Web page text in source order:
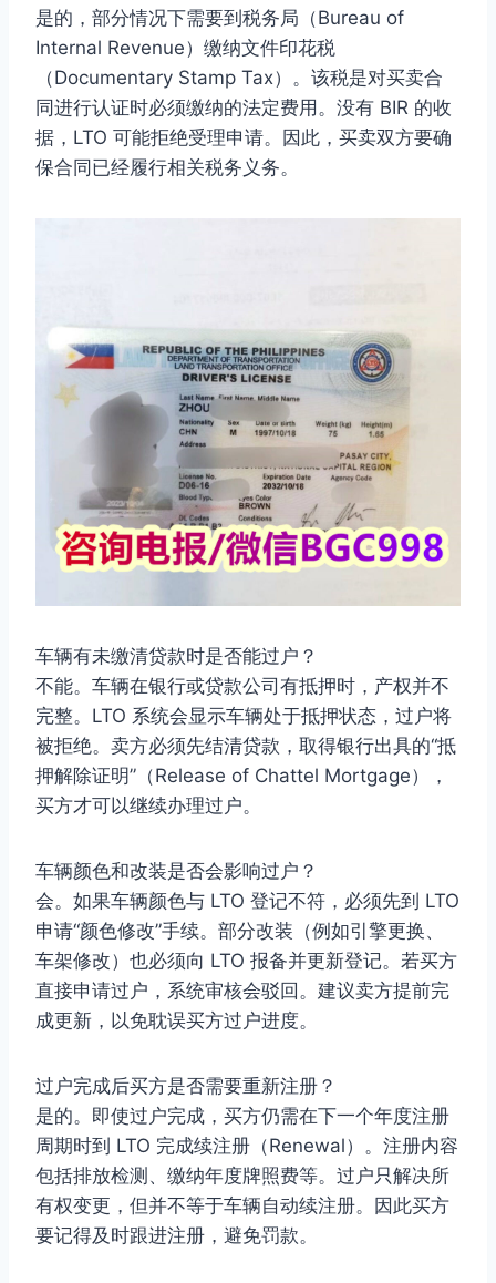
是的，部分情况下需要到税务局（Bureau of
Internal Revenue）缴纳文件印花税
（Documentary Stamp Tax）。该税是对买卖合
同进行认证时必须缴纳的法定费用。没有 BIR 的收
据，LTO 可能拒绝受理申请。因此，买卖双方要确
保合同已经履行相关税务义务。
车辆有未缴清贷款时是否能过户？
不能。车辆在银行或贷款公司有抵押时，产权并不
完整。LTO 系统会显示车辆处于抵押状态，过户将
被拒绝。卖方必须先结清贷款，取得银行出具的“抵
押解除证明”（Release of Chattel Mortgage），
买方才可以继续办理过户。
车辆颜色和改装是否会影响过户？
会。如果车辆颜色与 LTO 登记不符，必须先到 LTO
申请“颜色修改”手续。部分改装（例如引擎更换、
车架修改）也必须向 LTO 报备并更新登记。若买方
直接申请过户，系统审核会驳回。建议卖方提前完
成更新，以免耽误买方过户进度。
过户完成后买方是否需要重新注册？
是的。即使过户完成，买方仍需在下一个年度注册
周期时到 LTO 完成续注册（Renewal）。注册内容
包括排放检测、缴纳年度牌照费等。过户只解决所
有权变更，但并不等于车辆自动续注册。因此买方
要记得及时跟进注册，避免罚款。